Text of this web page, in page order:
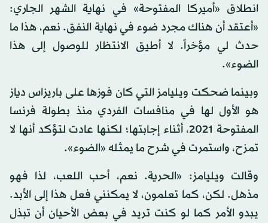
انطلاق «أميركا المفتوحة» في نهاية الشهر الجاري:
«أعتقد أن هناك مجرد ضوء في نهاية النفق. نعم، هذا ما
حدث لي مؤخراً. لا أطيق الانتظار للوصول إلى هذا
الضوء».
وبينما ضحكت ويليامز التي كان فوزها على باريزاس دياز
هو الأول لها في منافسات الفردي منذ بطولة فرنسا
المفتوحة 2021، أثناء إجابتها؛ لكنها عادت لتؤكد أنها لا
تمزح، واستمرت في شرح ما يمثله «الضوء».
وقالت ويليامز: «الحرية. نعم، أحب اللعب، لذا فهو
مذهل. لكن، كما تعلمون، لا يمكنني فعل هذا إلى الأبد.
يبدو الأمر كما لو كنت تريد في بعض الأحيان أن تبذل